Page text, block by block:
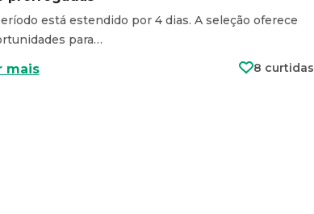
está estendido por 4 dias. A seleção oferece
para…
mais 8 curtidas